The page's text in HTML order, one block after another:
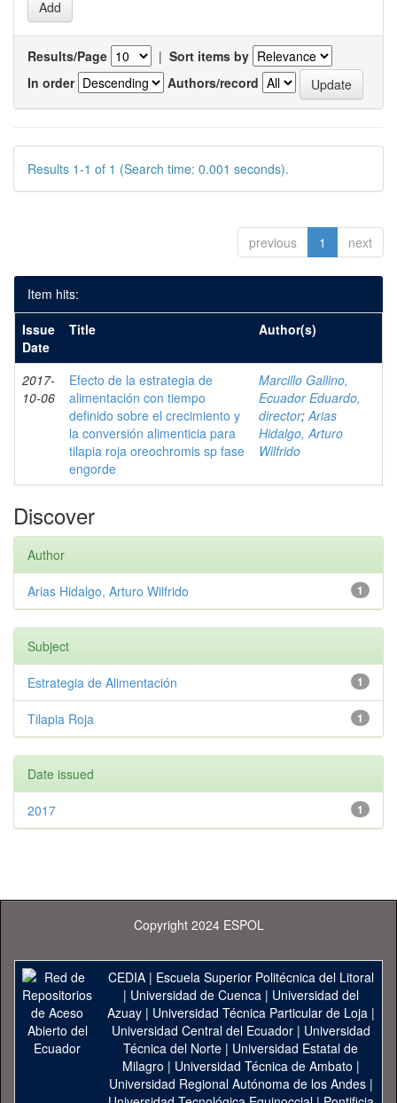
Results/Page | Sort items by
In order
Authors/record
Results 1-1 of 1 (Search time: 0.001 seconds).
previous 1 next
Item hits:
Issue
Date
Title Author(s)
2017-
10-06
Efecto de la estrategia de
alimentación con tiempo
definido sobre el crecimiento y
la conversión alimenticia para
tilapia roja oreochromis sp fase
engorde
Marcillo Gallino,
Ecuador Eduardo,
director;Arias
Hidalgo, Arturo
Wilfrido
Discover
Author
1
Arias Hidalgo, Arturo Wilfrido
Subject
1
Estrategia de Alimentación
1
Tilapia Roja
Date issued
1
2017
Copyright 2024 ESPOL
CEDIA| Escuela Superior Politécnica del Litoral
| Universidad de Cuenca| Universidad del
Azuay| Universidad Técnica Particular de Loja|
Universidad Central del Ecuador| Universidad
Técnica del Norte | Universidad Estatal de
Milagro | Universidad Técnica de Ambato |
Universidad Regional Autónoma de los Andes|